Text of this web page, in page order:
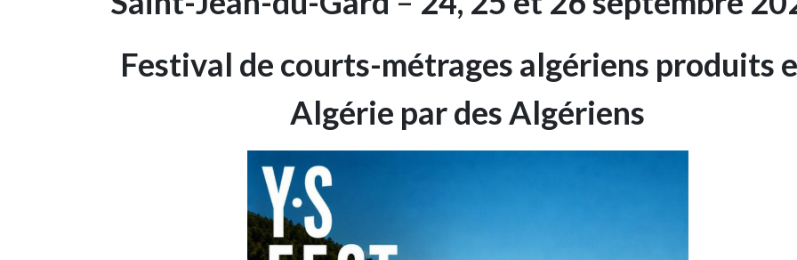
Festival de courts-métrages algériens produits
Algérie par des Algériens